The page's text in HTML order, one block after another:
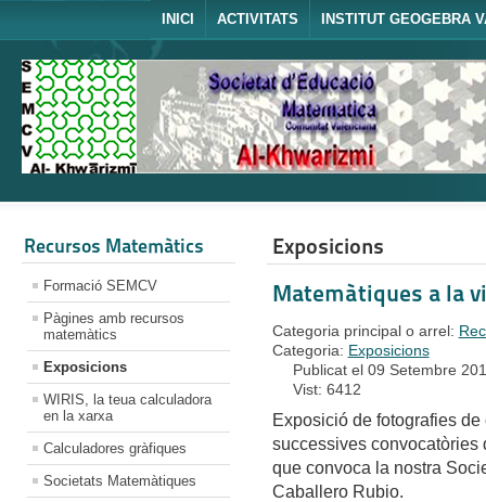
INICI ACTIVITATS INSTITUT GEOGEBRA
Recursos Matemàtics
Formació SEMCV
Pàgines amb recursos
matemàtics
Exposicions
WIRIS, la teua calculadora
en la xarxa
Calculadores gràfiques
Societats Matemàtiques
Exposicions
Matemàtiques a la
Categoria principal o arrel:
Categoria: Exposicions
Publicat el 09 Setembre
Vist: 6412
Exposició de fotografies
successives convocatòries
que convoca la nostra
Caballero Rubio.